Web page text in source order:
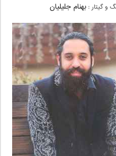
و گیتار : بهنام جلیلیان